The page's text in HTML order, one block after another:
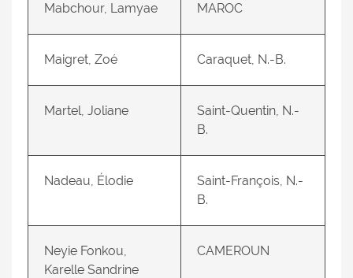
Mabchour, Lamyae MAROC
Maigret, Zoé Caraquet, N.-B.
Martel, Joliane
Saint-Quentin, N.-
B.
Nadeau, Élodie
Saint-François, N.-
B.
Neyie Fonkou,
Karelle Sandrine
CAMEROUN